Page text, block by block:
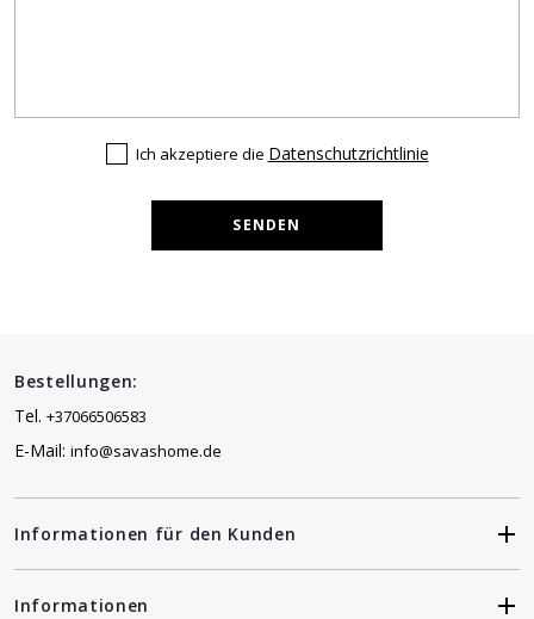
Ich akzeptiere die Datenschutzrichtlinie
SENDEN
Bestellungen:
Tel. +37066506583
E-Mail: info@savashome.de
Informationen für den Kunden
Informationen